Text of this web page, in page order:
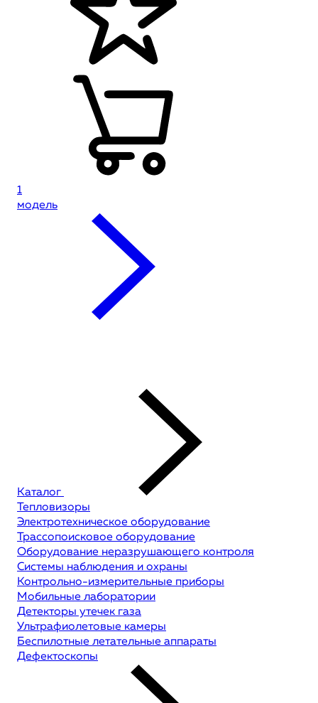
1
модель
Каталог
Тепловизоры
Электротехническое оборудование
Трассопоисковое оборудование
Оборудование неразрушающего контроля
Системы наблюдения и охраны
Контрольно-измерительные приборы
Мобильные лаборатории
Детекторы утечек газа
Ультрафиолетовые камеры
Беспилотные летательные аппараты
Дефектоскопы